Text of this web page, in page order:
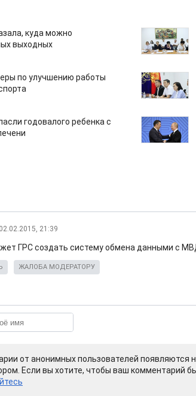
куда можно
выходных
по улучшению работы
годовалого ребенка с
02.02.2015, 21:39
ГРС создать систему обмена данными с
ЖАЛОБА МОДЕРАТОРУ
от анонимных пользователей появляются
Если вы хотите, чтобы ваш комментарий